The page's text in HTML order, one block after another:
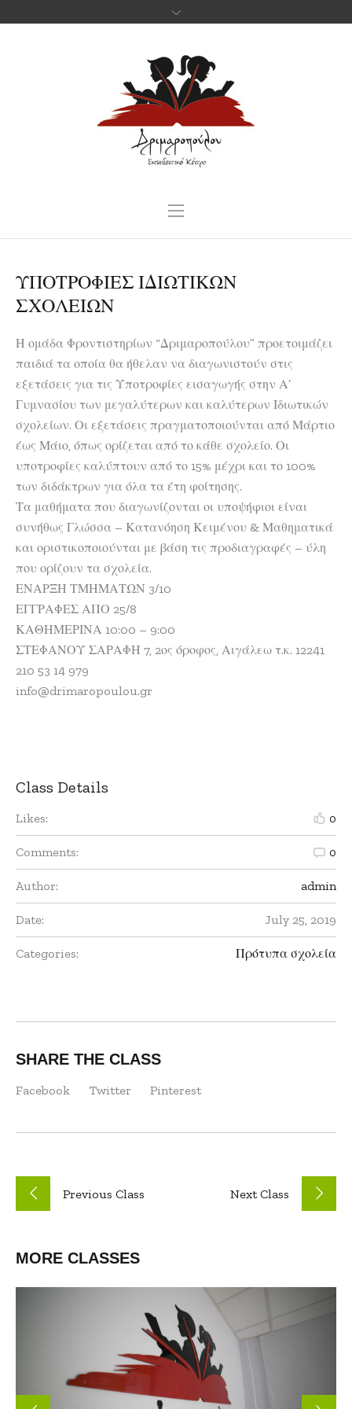
ΥΠΟΤΡΟΦΙΕΣ ΙΔΙΩΤΙΚΩΝ
ΣΧΟΛΕΙΩΝ
Η ομάδα Φροντιστηρίων “Δριμαροπούλου” προετοιμάζει
παιδιά τα οποία θα ήθελαν να διαγωνιστούν στις
εξετάσεις για τις Υποτροφίες εισαγωγής στην Α’
Γυμνασίου των μεγαλύτερων και καλύτερων Ιδιωτικών
σχολείων. Οι εξετάσεις πραγματοποιούνται από Μάρτιο
έως Μάιο, όπως ορίζεται από το κάθε σχολείο. Οι
υποτροφίες καλύπτουν από το 15% μέχρι και το 100%
των διδάκτρων για όλα τα έτη φοίτησης.
Τα μαθήματα που διαγωνίζονται οι υποψήφιοι είναι
συνήθως Γλώσσα – Κατανόηση Κειμένου & Μαθηματικά
και οριστικοποιούνται με βάση τις προδιαγραφές – ύλη
που ορίζουν τα σχολεία.
ΕΝΑΡΞΗ ΤΜΗΜΑΤΩΝ 3/10
ΕΓΓΡΑΦΕΣ ΑΠΟ 25/8
ΚΑΘΗΜΕΡΙΝΑ 10:00 – 9:00
ΣΤΕΦΑΝΟΥ ΣΑΡΑΦΗ 7, 2ος όροφος, Αιγάλεω τ.κ. 12241
210 53 14 979
info@drimaropoulou.gr
Class Details
Likes: 0
Comments: 0
Author: admin
Date: July 25, 2019
Categories: Πρότυπα σχολεία
SHARE THE CLASS
Facebook Twitter Pinterest
Previous Class NextClass
MORE CLASSES